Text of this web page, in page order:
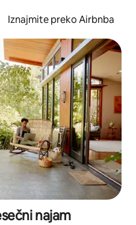
Iznajmite preko Airbnba
najam